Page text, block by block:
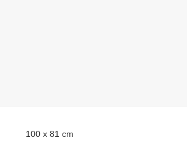
100 x 81 cm